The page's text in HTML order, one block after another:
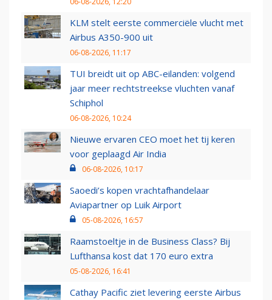
KLM stelt eerste commerciële vlucht met
Airbus A350-900 uit
06-08-2026, 11:17
TUI breidt uit op ABC-eilanden: volgend
jaar meer rechtstreekse vluchten vanaf
Schiphol
06-08-2026, 10:24
Nieuwe ervaren CEO moet het tij keren
voor geplaagd Air India
06-08-2026, 10:17
Saoedi’s kopen vrachtafhandelaar
Aviapartner op Luik Airport
05-08-2026, 16:57
Raamstoeltje in de Business Class? Bij
Lufthansa kost dat 170 euro extra
05-08-2026, 16:41
Cathay Pacific ziet levering eerste Airbus